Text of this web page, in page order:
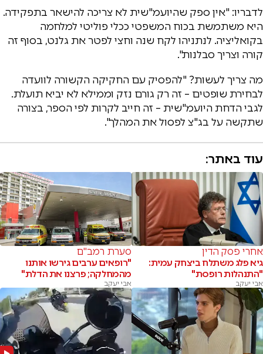
לדבריו: "אין ספק שהיועמ"שית לא צריכה להישאר בתפקידה.
היא משתמשת בכוח המשפטי ככלי פוליטי למלחמה
בקואליציה. לנתניהו לקח שנה וחצי לפטר את גלנט, בסוף זה
קורה וצריך סבלנות".
מה צריך לעשות? "להפסיק עם החקיקה הקשורה לוועדה
לבחירת שופטים – זה רק גורם נזק וממילא לא יביא תועלת.
לגבי הדחת היועמ"שית – זה חייב לקרות לפי הספר, בצורה
שתקשה על בג"צ לפסול את המהלך".
עוד באתר:
אחרי פסק הדין
גיא פלג משתלח ביצחק עמית:
"התנהלות רופסת"
אבי יעקב
סערת רמב"ם
"רופאים ערבים גירשו אותנו
מהמחלקה; פרצנו את הדלת"
אבי יעקב